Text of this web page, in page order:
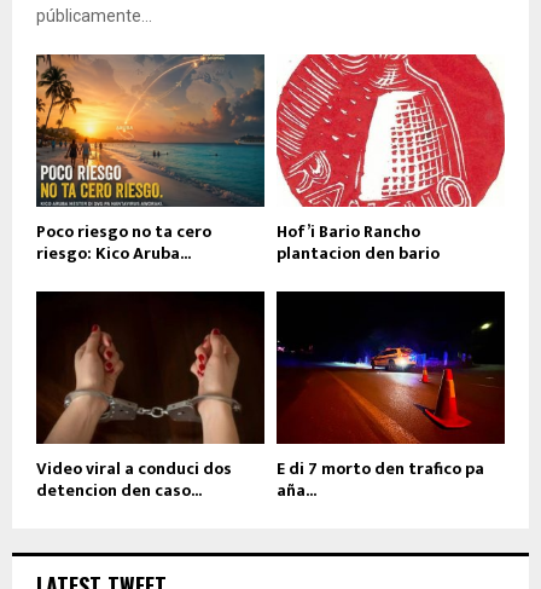
públicamente...
Poco riesgo no ta cero
riesgo: Kico Aruba...
Hof’i Bario Rancho
plantacion den bario
Video viral a conduci dos
detencion den caso...
E di 7 morto den trafico pa
aña...